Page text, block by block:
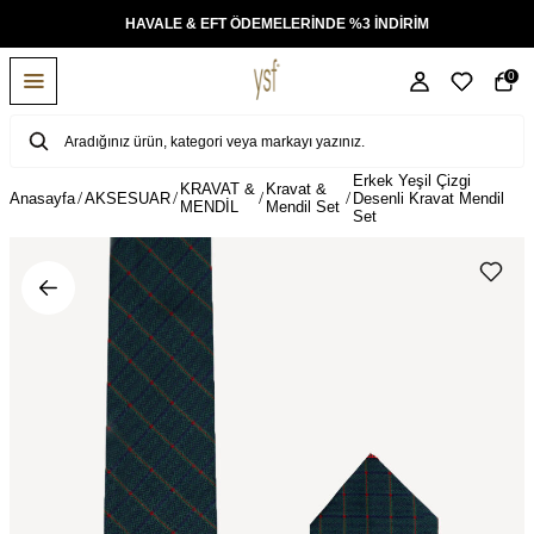
HAVALE & EFT ÖDEMELERİNDE %3 İNDİRİM
0
Anasayfa AKSESUAR
KRAVAT &
MENDİL
Kravat &
Mendil Set
Erkek Yeşil Çizgi
Desenli Kravat Mendil
Set